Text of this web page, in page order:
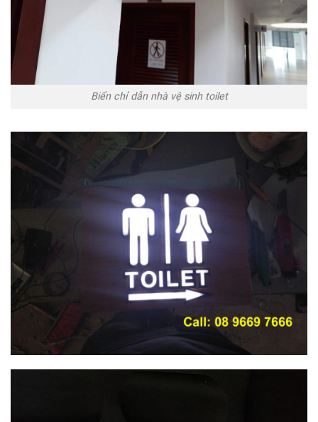
Biển chỉ dẫn nhà vệ sinh toilet